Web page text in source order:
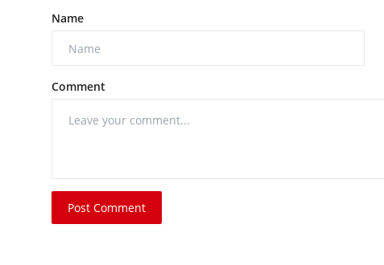
Name
Comment
Post Comment